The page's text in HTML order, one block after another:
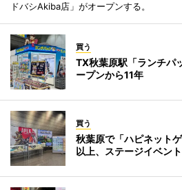
ドバシAkiba店」がオープンする。
買う
TX秋葉原駅「ランチ
ープンから11年
買う
秋葉原で「ハピネット
以上、ステージイベン